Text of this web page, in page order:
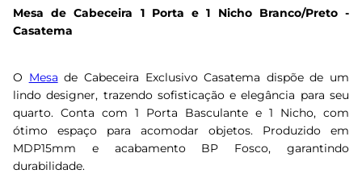
Mesa de Cabeceira 1 Porta e 1 Nicho Branco/Preto -
Casatema
O Mesa de Cabeceira Exclusivo Casatema dispõe de um
lindo designer, trazendo sofisticação e elegância para seu
quarto. Conta com 1 Porta Basculante e 1 Nicho, com
ótimo espaço para acomodar objetos. Produzido em
MDP15mm e acabamento BP Fosco, garantindo
durabilidade.